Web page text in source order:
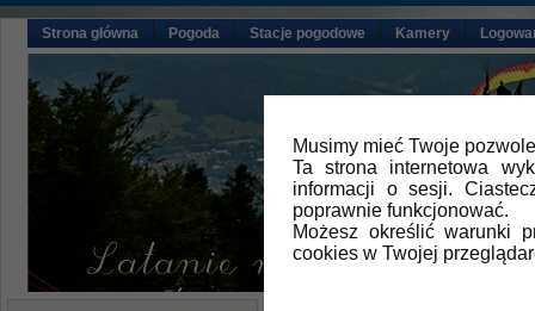
Musimy mieć Twoje
Ta strona internetowa
informacji o sesji.
poprawnie funkcjonować.
Możesz określić warunki
cookies w Twojej
Strona główna Pogoda Stacje pogodowe Kamery